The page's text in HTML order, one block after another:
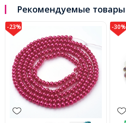
Рекомендуемые товары
-30% -30%